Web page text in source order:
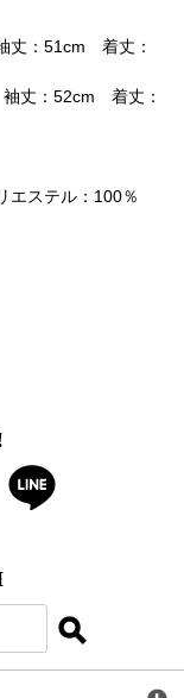
丈：51cm 着丈：
丈：52cm 着丈：
エステル：100％